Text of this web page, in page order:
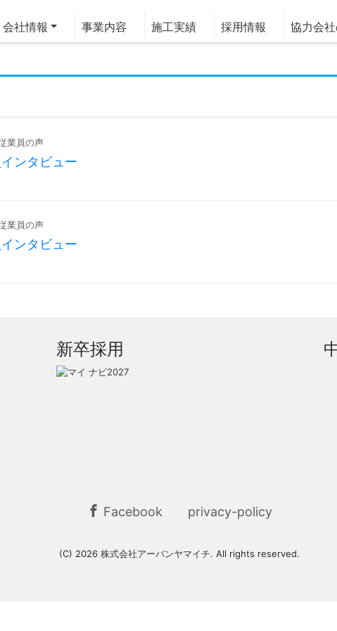
社情報 事業内容 施工実績 採用情報 協力会
業員の声
ンタビュー
業員の声
ンタビュー
新卒採用
Facebook privacy-policy
(C) 2026 株式会社アーバンヤマイチ. All rights reserved.